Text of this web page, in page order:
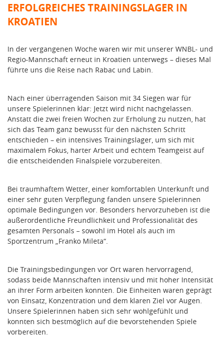
ERFOLGREICHES TRAININGSLAGER IN
KROATIEN
In der vergangenen Woche waren wir mit unserer WNBL- und
Regio-Mannschaft erneut in Kroatien unterwegs – dieses Mal
führte uns die Reise nach Rabac und Labin.
Nach einer überragenden Saison mit 34 Siegen war für
unsere Spielerinnen klar: Jetzt wird nicht nachgelassen.
Anstatt die zwei freien Wochen zur Erholung zu nutzen, hat
sich das Team ganz bewusst für den nächsten Schritt
entschieden – ein intensives Trainingslager, um sich mit
maximalem Fokus, harter Arbeit und echtem Teamgeist auf
die entscheidenden Finalspiele vorzubereiten.
Bei traumhaftem Wetter, einer komfortablen Unterkunft und
einer sehr guten Verpflegung fanden unsere Spielerinnen
optimale Bedingungen vor. Besonders hervorzuheben ist die
außerordentliche Freundlichkeit und Professionalität des
gesamten Personals – sowohl im Hotel als auch im
Sportzentrum „Franko Mileta“.
Die Trainingsbedingungen vor Ort waren hervorragend,
sodass beide Mannschaften intensiv und mit hoher Intensität
an ihrer Form arbeiten konnten. Die Einheiten waren geprägt
von Einsatz, Konzentration und dem klaren Ziel vor Augen.
Unsere Spielerinnen haben sich sehr wohlgefühlt und
konnten sich bestmöglich auf die bevorstehenden Spiele
vorbereiten.